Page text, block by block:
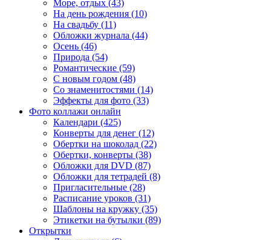
Море, отдых (43)
На день рождения (10)
На свадьбу (11)
Обложки журнала (44)
Осень (46)
Природа (54)
Романтические (59)
С новым годом (48)
Со знаменитостями (14)
Эффекты для фото (33)
Фото коллажи онлайн
Календари (425)
Конверты для денег (12)
Обертки на шоколад (22)
Обертки, конверты (38)
Обложки для DVD (87)
Обложки для тетрадей (8)
Пригласительные (28)
Расписание уроков (31)
Шаблоны на кружку (35)
Этикетки на бутылки (89)
Открытки